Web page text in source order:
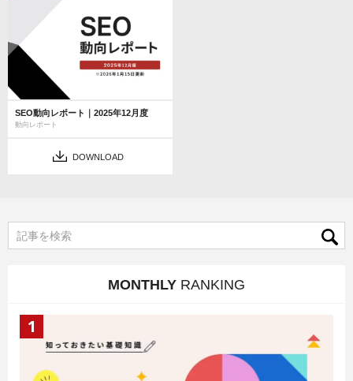
SEO動向レポート｜2025年12月度
動向レポート
DOWNLOAD
MONTHLY RANKING